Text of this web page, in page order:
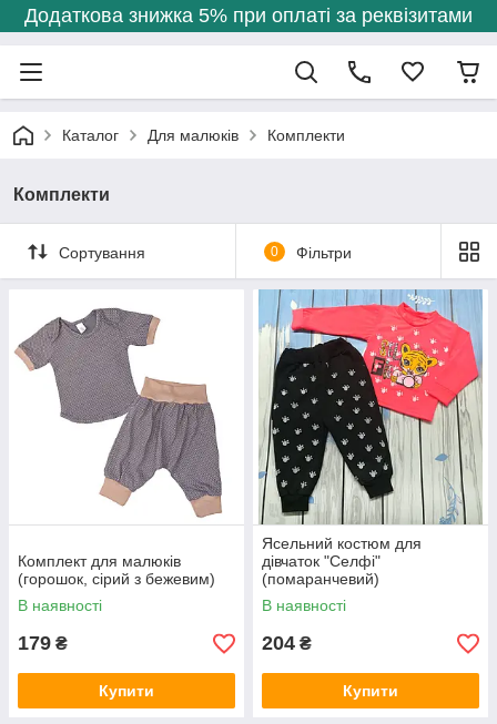
Додаткова знижка 5% при оплаті за реквізитами
Каталог Для малюків Комплекти
Комплекти
Сортування 0 Фільтри
Комплект для малюків
(горошок, сірий з бежевим)
В наявності
179 ₴
Купити
Ясельний костюм для
дівчаток "Селфі"
(помаранчевий)
В наявності
204 ₴
Купити